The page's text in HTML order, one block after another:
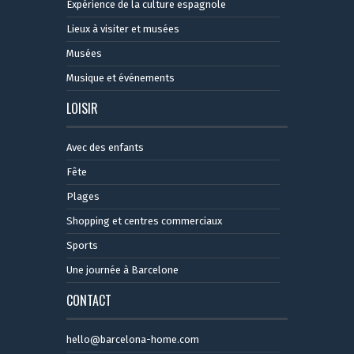
Expérience de la culture espagnole
Lieux à visiter et musées
Musées
Musique et événements
LOISIR
Avec des enfants
Fête
Plages
Shopping et centres commerciaux
Sports
Une journée à Barcelone
CONTACT
hello@barcelona-home.com